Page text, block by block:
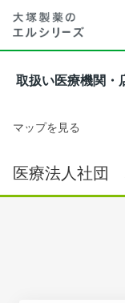
取扱い医療機関・
マップを見る
医療法人社団